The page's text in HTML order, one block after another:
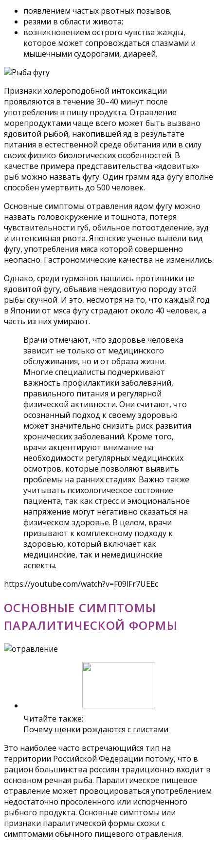
появлением частых рвотных позывов;
резями в области живота;
возникновением острого чувства жажды,
которое может сопровождаться спазмами и
мышечными судорогами, диареей.
Признаки холероподобной интоксикации
проявляются в течение 30–40 минут после
употребления в пищу продукта. Отравление
морепродуктами чаще всего может быть вызвано
ядовитой рыбой, накопившей яд в результате
питания в естественной среде обитания или в силу
своих физико-биологических особенностей. В
качестве примера представительства «ядовитых»
рыб можно назвать фугу. Один грамм яда фугу вполне
способен умертвить до 500 человек.
Основные симптомы отравления ядом фугу можно
назвать головокружение и тошнота, потеря
чувствительности губ, обильное потоотделение, зуд
и интенсивная рвота. Японские ученые вывели вид
фугу, употребления мяса которой совершенно
неопасно. Гастрономические качества не изменились.
Однако, среди гурманов нашлись противники не
ядовитой фугу, объявив неядовитую породу этой
рыбы скучной. И это, несмотря на то, что каждый год
в Японии от мяса фугу страдают около 40 человек, а
часть из них умирают.
Врачи отмечают, что здоровье человека
зависит не только от медицинского
обслуживания, но и от образа жизни.
Многие специалисты подчеркивают
важность профилактики заболеваний,
правильного питания и регулярной
физической активности. Они считают, что
осознанный подход к своему здоровью
может значительно снизить риск развития
хронических заболеваний. Кроме того,
врачи акцентируют внимание на
необходимости регулярных медицинских
осмотров, которые позволяют выявить
проблемы на ранних стадиях. Важно также
учитывать психологическое состояние
пациента, так как стресс и эмоциональное
напряжение могут негативно сказаться на
физическом здоровье. В целом, врачи
призывают к комплексному подходу к
здоровью, который включает как
медицинские, так и немедицинские
аспекты.
https://youtube.com/watch?v=F09lFr7UEEc
ОСНОВНЫЕ СИМПТОМЫ
ПАРАЛИТИЧЕСКОЙ ФОРМЫ
Читайте также:
Почему щенки рождаются с глистами
Это наиболее часто встречающийся тип на
территории Российской Федерации потому, что в
рацион большинства россиян традиционно входит в
основном речная рыба. Паралитическое пищевое
отравление может провоцироваться употреблением
недостаточно просоленного или испорченного
рыбного продукта. Основные симптомы или
признаки паралитической формы схожи с
симптомами обычного пищевого отравления.